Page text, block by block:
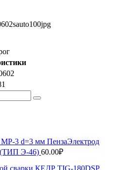
3 d=3 мм ПензаЭлектрод
Э-46) 60.00₽